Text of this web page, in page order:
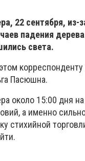
22 сентября, из-
падения
света.
корреспонденту
Пасюшна.
около 15:00 дня
а именно
стихийной